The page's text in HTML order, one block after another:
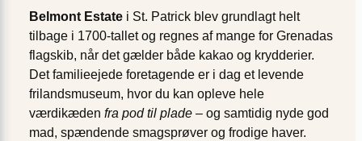
Belmont Estate i St. Patrick blev grundlagt helt
tilbage i 1700-tallet og regnes af mange for Grenadas
flagskib, når det gælder både kakao og krydderier.
Det familieejede foretagende er i dag et levende
frilandsmuseum, hvor du kan opleve hele
værdikæden fra pod til plade – og samtidig nyde god
mad, spændende smagsprøver og frodige haver.